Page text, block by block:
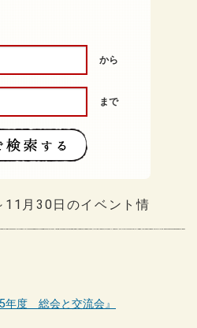
から
まで
月30日のイベント情
年度 総会と交流会』